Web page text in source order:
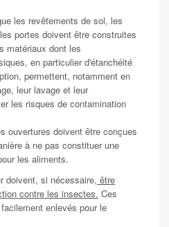
les revêtements de sol, les
portes doivent être construites
matériaux dont les
en particulier d'étanchéité
permettent, notamment en
leur lavage et leur
les risques de contamination
ouvertures doivent être conçues
à ne pas constituer une
les aliments.
doivent, si nécessaire, être
contre les insectes. Ces
enlevés pour le